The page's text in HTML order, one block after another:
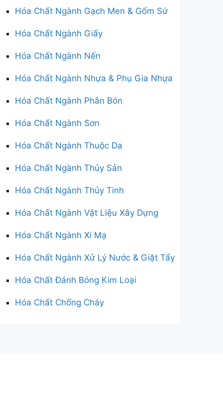
Hóa Chất Ngành Gạch Men & Gốm Sứ
Hóa Chất Ngành Giấy
Hóa Chất Ngành Nến
Hóa Chất Ngành Nhựa & Phụ Gia Nhựa
Hóa Chất Ngành Phân Bón
Hóa Chất Ngành Sơn
Hóa Chất Ngành Thuộc Da
Hóa Chất Ngành Thủy Sản
Hóa Chất Ngành Thủy Tinh
Hóa Chất Ngành Vật Liệu Xây Dựng
Hóa Chất Ngành Xi Mạ
Hóa Chất Ngành Xử Lý Nước & Giặt Tẩy
Hóa Chất Đánh Bóng Kim Loại
Hóa Chất Chống Cháy